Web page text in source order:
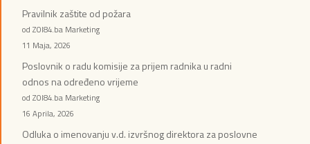
Pravilnik zaštite od požara
od ZOI84.ba Marketing
11 Maja, 2026
Poslovnik o radu komisije za prijem radnika u radni
odnos na određeno vrijeme
od ZOI84.ba Marketing
16 Aprila, 2026
Odluka o imenovanju v.d. izvršnog direktora za poslovne